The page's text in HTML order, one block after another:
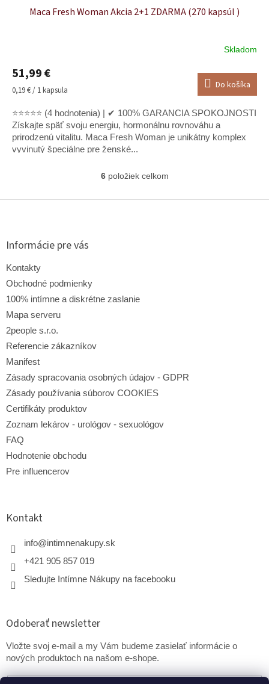
Maca Fresh Woman Akcia 2+1 ZDARMA (270 kapsúl )
Skladom
51,99 €
Jednotková
0,19 € / 1 kapsula Do košíka
⭐⭐⭐⭐⭐ (4 hodnotenia) | ✔ 100% GARANCIA SPOKOJNOSTI
Získajte späť svoju energiu, hormonálnu rovnováhu a
prirodzenú vitalitu. Maca Fresh Woman je unikátny komplex
vyvinutý špeciálne pre ženské...
O
l
r
v
i
s
u
6položiek celkom
Z
Informácie pre vás
Kontakty
Obchodné podmienky
100% intímne a diskrétne zaslanie
Mapa serveru
2people s.r.o.
Referencie zákazníkov
Manifest
Zásady spracovania osobných údajov - GDPR
Zásady používania súborov COOKIES
Certifikáty produktov
Zoznam lekárov - urológov - sexuológov
FAQ
Hodnotenie obchodu
Pre influencerov
Kontakt
info@intimnenakupy.sk
+421 905 857 019
Sledujte Intímne Nákupy na facebooku
Odoberať newsletter
Vložte svoj e-mail a my Vám budeme zasielať informácie o
nových produktoch na našom e-shope.